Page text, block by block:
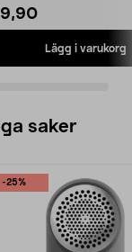
Lägg i varukorg
saker
-25%